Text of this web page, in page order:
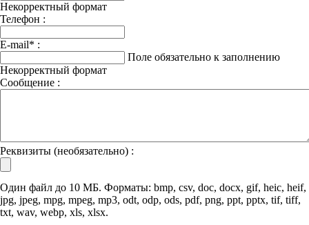
Некорректный формат
Телефон :
E-mail* :
Поле обязательно к заполнению
Некорректный формат
Сообщение :
Реквизиты (необязательно) :
Один файл до 10 МБ. Форматы: bmp, csv, doc, docx, gif, heic, heif,
jpg, jpeg, mpg, mpeg, mp3, odt, odp, ods, pdf, png, ppt, pptx, tif, tiff,
txt, wav, webp, xls, xlsx.